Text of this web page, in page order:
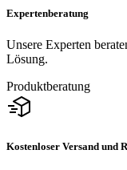
Expertenberatung
Unsere Experten
Lösung.
Produktberatung
Kostenloser Versand und